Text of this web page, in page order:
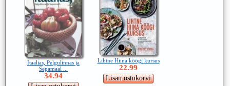
Itaalias, Pelgulinnas ja
Sepamaal ...
34.94
Lihtne Hiina köögi kursus
22.99